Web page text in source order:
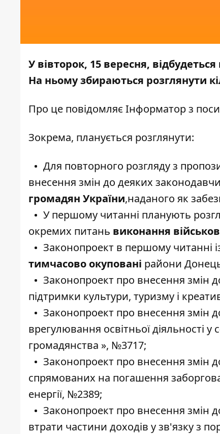
У вівторок, 15 вересня,
На ньому збираються розглянути
Про це повідомляє Інформаторз
Зокрема, планується розглянути:
Для повторного розгляду з
внесення змін до деяких
громадян України,наданого як
У першому читанні планують
окремих питань виконання
Законопроект в першому читанні
тимчасово окуповані райони
Законопроект про внесення змін
підтримки культури, туризму і
Законопроект про внесення змін
врегулювання освітньої діяльності у
громадянства », №3717;
Законопроект про внесення змін
спрямованих на погашення
енергії, №2389;
Законопроект про внесення змін
втрати частини доходів у зв'язку з